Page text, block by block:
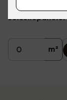
m²